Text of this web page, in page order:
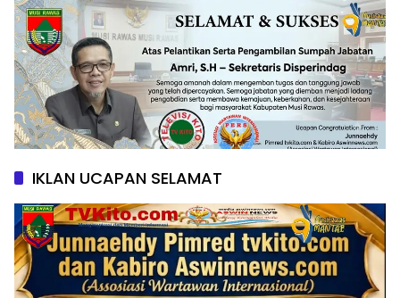
IKLAN UCAPAN SELAMAT